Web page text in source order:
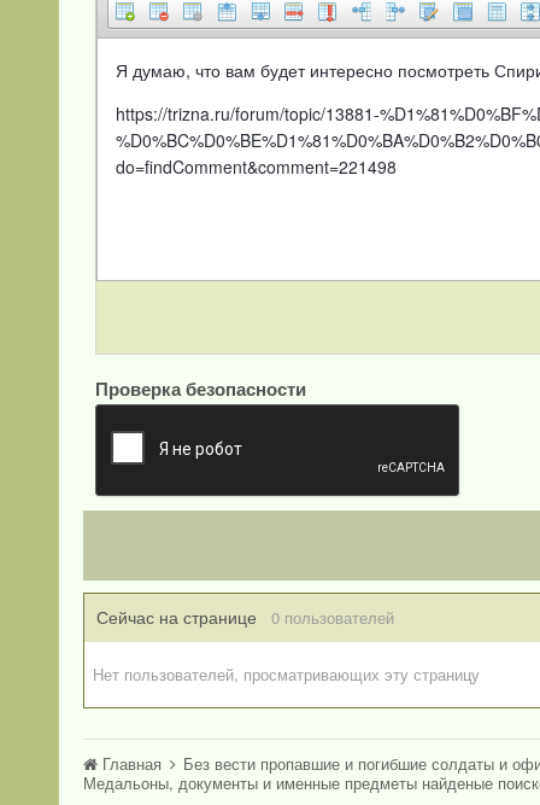
Я думаю, что вам будет интересно посмотреть
https://trizna.ru/forum/topic/13881-
do=findComment&comment=221498
Проверка безопасности
Сейчас на странице 0 пользователей
Нет пользователей, просматривающих эту страницу
Главная
Без вести пропавшие и погибшие солдаты и
Медальоны, документы и именные предметы найденые